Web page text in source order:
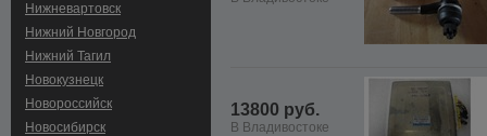
Нижневартовск
Нижний Новгород
Нижний Тагил
Новокузнецк
Новороссийск
Новосибирск
13800 руб.
В Владивостоке